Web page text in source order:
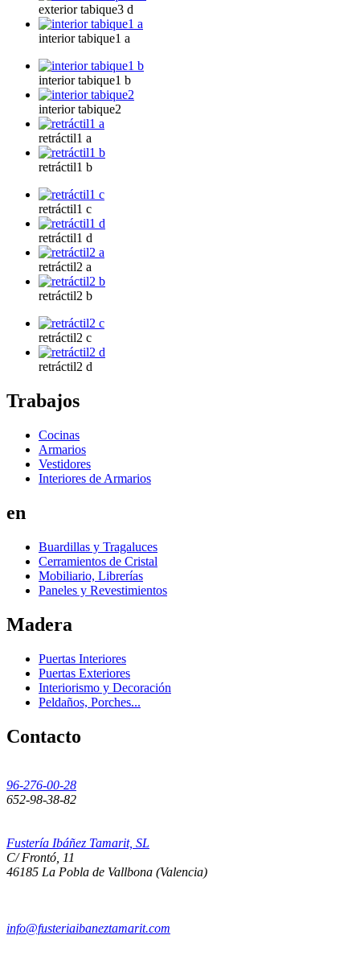
exterior tabique3 d
interior tabique1 a
interior tabique1 b
interior tabique2
retráctil1 a
retráctil1 b
retráctil1 c
retráctil1 d
retráctil2 a
retráctil2 b
retráctil2 c
retráctil2 d
Trabajos
Cocinas
Armarios
Vestidores
Interiores de Armarios
en
Buardillas y Tragaluces
Cerramientos de Cristal
Mobiliario, Librerías
Paneles y Revestimientos
Madera
Puertas Interiores
Puertas Exteriores
Interiorismo y Decoración
Peldaños, Porches...
Contacto
96-276-00-28
652-98-38-82
Fustería Ibáñez Tamarit, SL
C/ Frontó, 11
46185 La Pobla de Vallbona (Valencia)
info@fusteriaibaneztamarit.com